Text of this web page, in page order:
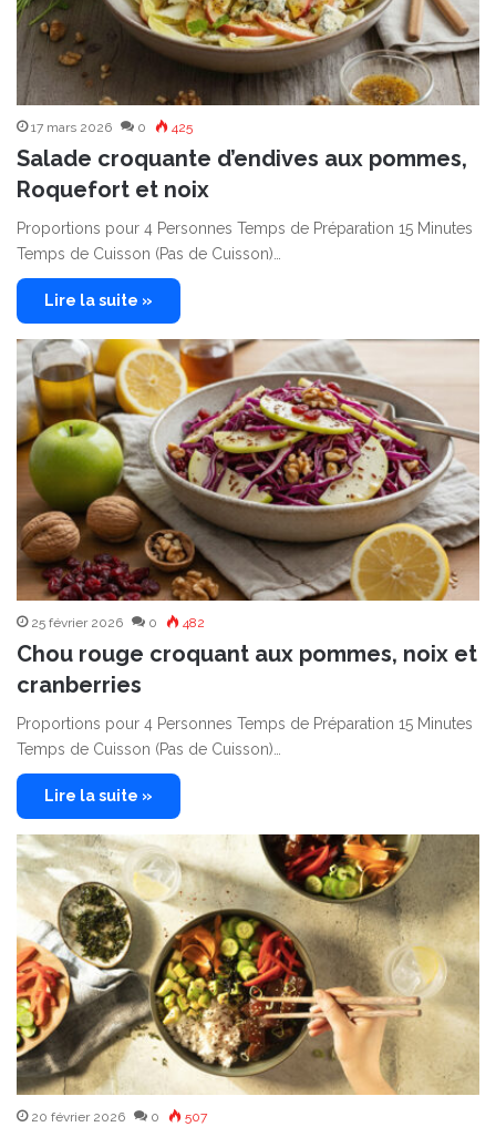
17 mars 2026 0 425
Salade croquante d’endives aux pommes,
Roquefort et noix
Proportions pour 4 Personnes Temps de Préparation 15 Minutes
Temps de Cuisson (Pas de Cuisson)…
Lire la suite »
25 février 2026 0 482
Chou rouge croquant aux pommes, noix et
cranberries
Proportions pour 4 Personnes Temps de Préparation 15 Minutes
Temps de Cuisson (Pas de Cuisson)…
Lire la suite »
20 février 2026 0 507